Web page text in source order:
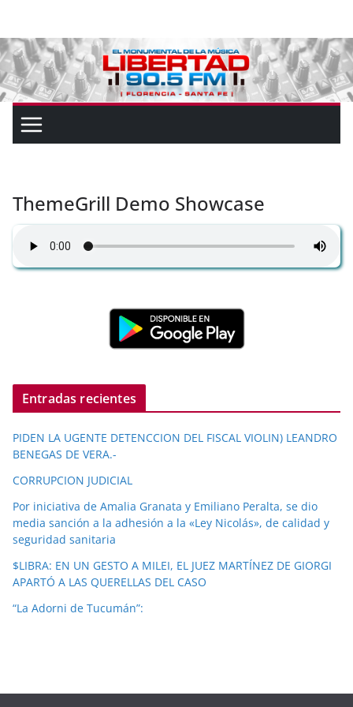
ThemeGrill Demo Showcase
Entradas recientes
PIDEN LA UGENTE DETENCCION DEL FISCAL VIOLIN) LEANDRO
BENEGAS DE VERA.-
CORRUPCION JUDICIAL
Por iniciativa de Amalia Granata y Emiliano Peralta, se dio
media sanción a la adhesión a la «Ley Nicolás», de calidad y
seguridad sanitaria
$LIBRA: EN UN GESTO A MILEI, EL JUEZ MARTÍNEZ DE GIORGI
APARTÓ A LAS QUERELLAS DEL CASO
“La Adorni de Tucumán”: